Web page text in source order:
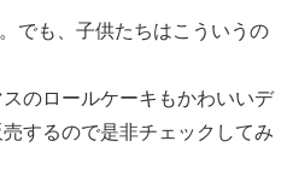
でも、子供たちはこういうの
のロールケーキもかわいいデ
するので是非チェックしてみ